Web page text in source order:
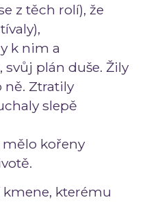
z těch rolí), že
k nim a
svůj plán duše. Žily
Ztratily
slepě
kořeny
kmene, kterému